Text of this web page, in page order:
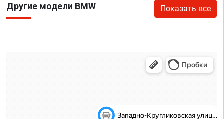
Другие модели BMW Показать все